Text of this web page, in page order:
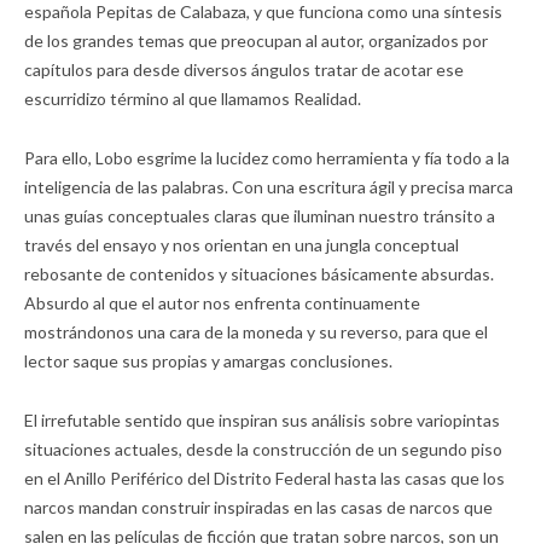
española Pepitas de Calabaza, y que funciona como una síntesis
de los grandes temas que preocupan al autor, organizados por
capítulos para desde diversos ángulos tratar de acotar ese
escurridizo término al que llamamos Realidad.
Para ello, Lobo esgrime la lucidez como herramienta y fía todo a la
inteligencia de las palabras. Con una escritura ágil y precisa marca
unas guías conceptuales claras que iluminan nuestro tránsito a
través del ensayo y nos orientan en una jungla conceptual
rebosante de contenidos y situaciones básicamente absurdas.
Absurdo al que el autor nos enfrenta continuamente
mostrándonos una cara de la moneda y su reverso, para que el
lector saque sus propias y amargas conclusiones.
El irrefutable sentido que inspiran sus análisis sobre variopintas
situaciones actuales, desde la construcción de un segundo piso
en el Anillo Periférico del Distrito Federal hasta las casas que los
narcos mandan construir inspiradas en las casas de narcos que
salen en las películas de ficción que tratan sobre narcos, son un